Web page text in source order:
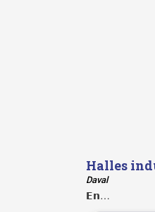
Halles
Daval
𝗘𝗻…